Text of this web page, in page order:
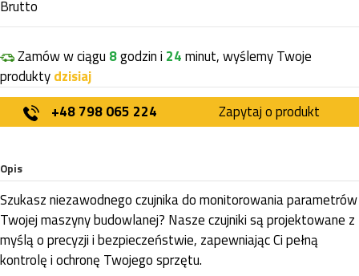
Brutto
Zamów w ciągu 8godzin i 24minut, wyślemy Twoje
produktydzisiaj
+48 798 065 224
Zapytaj o produkt
Opis
Szukasz niezawodnego czujnika do monitorowania parametrów
Twojej maszyny budowlanej? Nasze czujniki są projektowane z
myślą o precyzji i bezpieczeństwie, zapewniając Ci pełną
kontrolę i ochronę Twojego sprzętu.